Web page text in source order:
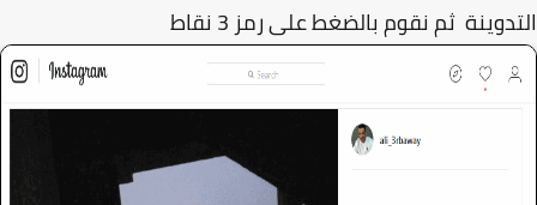
ثم نقوم بالضغط على رمز 3 نقاط